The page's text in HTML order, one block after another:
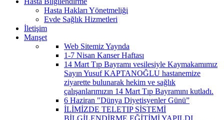
Hasta Hakları Yönetmeliği
Evde Sağlık Hizmetleri
İletişim
Manşet
Web Sitemiz Yaynda
1-7 Nisan Kanser Haftası
14 Mart Tıp Bayramı vesilesiyle Kaymakamımız
Sayın Yusuf KAPTANOĞLU hastanemize
ziyarette bulunarak hekim ve sağlık
çalışanlarımızın 14 Mart Tıp Bayramını kutladı.
6 Haziran "Dünya Diyetisyenler Günü”
İLİMİZDE TELETIP SİSTEMİ
BİLGİLENDİRME EĞİTİMİ YAPILDI